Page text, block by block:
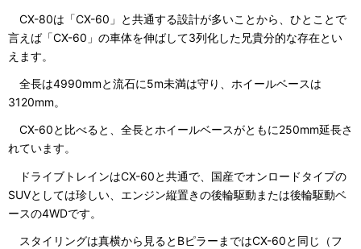
CX-80は「CX-60」と共通する設計が多いことから、ひとことで
言えば「CX-60」の車体を伸ばして3列化した兄貴分的な存在とい
えます。
全長は4990mmと流石に5m未満は守り、ホイールベースは
3120mm。
CX-60と比べると、全長とホイールベースがともに250mm延長さ
れています。
ドライブトレインはCX-60と共通で、国産でオンロードタイプの
SUVとしては珍しい、エンジン縦置きの後輪駆動または後輪駆動ベ
ースの4WDです。
スタイリングは真横から見るとBピラーまではCX-60と同じ（フ